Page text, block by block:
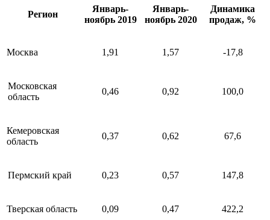
Регион
Январь-
ноябрь 2019
Январь-
ноябрь 2020
Динамика
продаж, %
Москва 1,91 1,57 -17,8
Московская
область
0,46 0,92 100,0
Кемеровская
область
0,37 0,62 67,6
Пермский край 0,23 0,57 147,8
Тверская область 0,09 0,47 422,2